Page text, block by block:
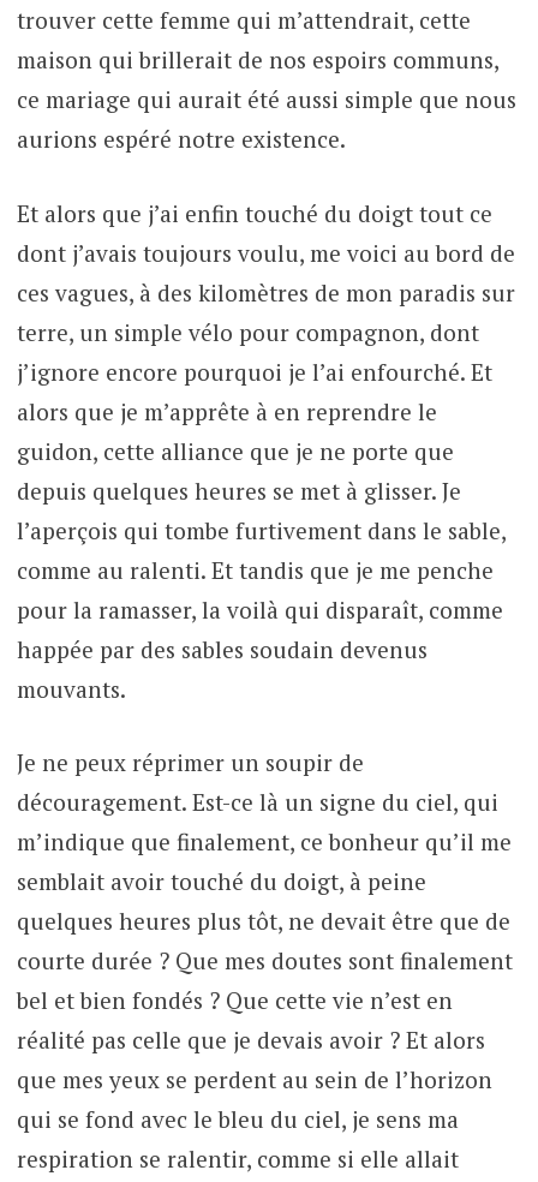
trouver cette femme qui m’attendrait, cette
maison qui brillerait de nos espoirs communs,
ce mariage qui aurait été aussi simple que nous
aurions espéré notre existence.
Et alors que j’ai enfin touché du doigt tout ce
dont j’avais toujours voulu, me voici au bord de
ces vagues, à des kilomètres de mon paradis sur
terre, un simple vélo pour compagnon, dont
j’ignore encore pourquoi je l’ai enfourché. Et
alors que je m’apprête à en reprendre le
guidon, cette alliance que je ne porte que
depuis quelques heures se met à glisser. Je
l’aperçois qui tombe furtivement dans le sable,
comme au ralenti. Et tandis que je me penche
pour la ramasser, la voilà qui disparaît, comme
happée par des sables soudain devenus
mouvants.
Je ne peux réprimer un soupir de
découragement. Est-ce là un signe du ciel, qui
m’indique que finalement, ce bonheur qu’il me
semblait avoir touché du doigt, à peine
quelques heures plus tôt, ne devait être que de
courte durée ? Que mes doutes sont finalement
bel et bien fondés ? Que cette vie n’est en
réalité pas celle que je devais avoir ? Et alors
que mes yeux se perdent au sein de l’horizon
qui se fond avec le bleu du ciel, je sens ma
respiration se ralentir, comme si elle allait